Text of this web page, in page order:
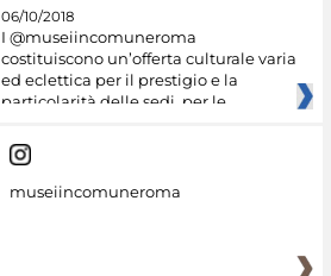
06/10/2018
I @museiincomuneroma
costituiscono un’offerta culturale varia
ed eclettica per il prestigio e la
particolarità delle sedi, per le
museiincomuneroma